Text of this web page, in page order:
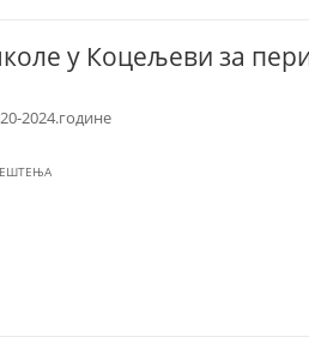
у Коцељеви за
2024.године